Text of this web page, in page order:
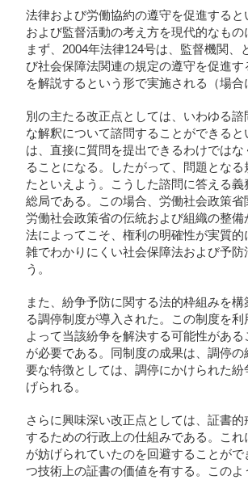
法律および労働協約の遵守を促進する
および監督活動の考え方を現代的なも
まず、2004年法律124号は、監督機関
び社会保障法関連の規定の遵守を促進
を解説するという形で実施される（場
別の主たる改正点としては、いわゆる
な解釈について諮問することができる
は、直接に質問を提出できるわけでは
ることになる。したがって、問題とな
たといえよう。こうした諮問に答える
総局である。この場合、労働社会政策
労働社会政策省の伝統および組織の整
法によってこそ、権利の明確性が実質
雑でわかりにくい社会保障法および予
う。
また、紛争予防に関する法的枠組みを
る調停制度が導入された。この制度を
よって当該紛争を解決する可能性があ
が必要である。同制度の成果は、調停
要な特徴としては、調停にかけられた
げられる。
さらに興味深い改正点としては、証書
するための行政上の仕組みである。こ
が妨げられていたのを回避することが
つ技術上の証書の価値を有する。この